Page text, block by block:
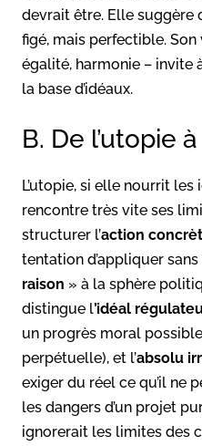
devrait être. Elle suggère
figé, mais perfectible.
égalité, harmonie – invite
la base d’idéaux.
B. De l’utopie
L’utopie, si elle nourrit
rencontre très vite ses
structurer l’action
tentation d’appliquer
raison » à la sphère
distingue l’idéal
un progrès moral
perpétuelle), et l’absolu
exiger du réel ce qu’il ne
les dangers d’un projet
ignorerait les limites des